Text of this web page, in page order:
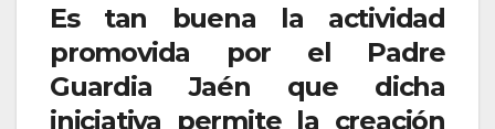
Es tan buena la actividad
promovida por el Padre
Guardia Jaén que dicha
iniciativa permite la creación